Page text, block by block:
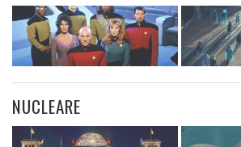
NUCLEARE